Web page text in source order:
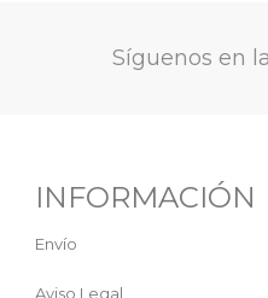
Síguenos en
INFORMACIÓN
Envío
Aviso Legal